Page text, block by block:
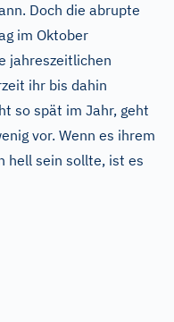
Doch die abrupte
im Oktober
jahreszeitlichen
ihr bis dahin
so spät im Jahr, geht
vor. Wenn es ihrem
hell sein sollte, ist es